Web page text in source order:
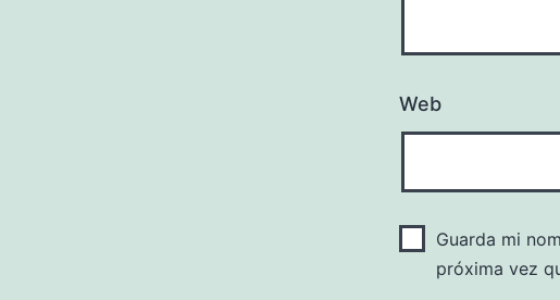
Web
Guarda mi
próxima vez